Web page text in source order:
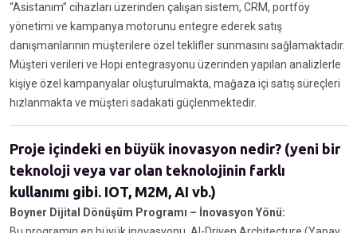
“Asistanım” cihazları üzerinden çalışan sistem, CRM, portföy
yönetimi ve kampanya motorunu entegre ederek satış
danışmanlarının müşterilere özel teklifler sunmasını sağlamaktadır.
Müşteri verileri ve Hopi entegrasyonu üzerinden yapılan analizlerle
kişiye özel kampanyalar oluşturulmakta, mağaza içi satış süreçleri
hızlanmakta ve müşteri sadakati güçlenmektedir.
Proje içindeki en büyük inovasyon nedir? (yeni bir
teknoloji veya var olan teknolojinin farklı
kullanımı gibi. IOT, M2M, AI vb.)
Boyner Dijital Dönüşüm Programı – İnovasyon Yönü: